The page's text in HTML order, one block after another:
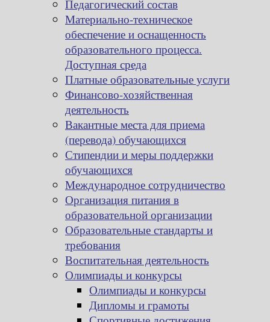
Педагогический состав
Материально-техническое
обеспечение и оснащенность
образовательного процесса.
Доступная среда
Платные образовательные услуги
Финансово-хозяйственная
деятельность
Вакантные места для приема
(перевода) обучающихся
Стипендии и меры поддержки
обучающихся
Международное сотрудничество
Организация питания в
образовательной организации
Образовательные стандарты и
требования
Воспитательная деятельность
Олимпиады и конкурсы
Олимпиады и конкурсы
Дипломы и грамоты